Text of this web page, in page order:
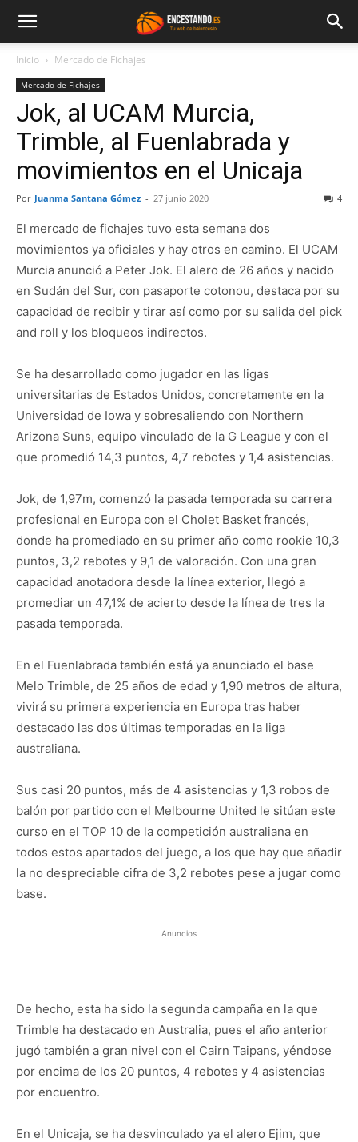
Inicio Mercado de Fichajes
Mercado de Fichajes
Jok, al UCAM Murcia,
Trimble, al Fuenlabrada y
movimientos en el Unicaja
Por Juanma Santana Gómez - 27 junio 2020 4
El mercado de fichajes tuvo esta semana dos
movimientos ya oficiales y hay otros en camino. El UCAM
Murcia anunció a Peter Jok. El alero de 26 años y nacido
en Sudán del Sur, con pasaporte cotonou, destaca por su
capacidad de recibir y tirar así como por su salida del pick
and roll y los bloqueos indirectos.
Se ha desarrollado como jugador en las ligas
universitarias de Estados Unidos, concretamente en la
Universidad de Iowa y sobresaliendo con Northern
Arizona Suns, equipo vinculado de la G League y con el
que promedió 14,3 puntos, 4,7 rebotes y 1,4 asistencias.
Jok, de 1,97m, comenzó la pasada temporada su carrera
profesional en Europa con el Cholet Basket francés,
donde ha promediado en su primer año como rookie 10,3
puntos, 3,2 rebotes y 9,1 de valoración. Con una gran
capacidad anotadora desde la línea exterior, llegó a
promediar un 47,1% de acierto desde la línea de tres la
pasada temporada.
En el Fuenlabrada también está ya anunciado el base
Melo Trimble, de 25 años de edad y 1,90 metros de altura,
vivirá su primera experiencia en Europa tras haber
destacado las dos últimas temporadas en la liga
australiana.
Sus casi 20 puntos, más de 4 asistencias y 1,3 robos de
balón por partido con el Melbourne United le sitúan este
curso en el TOP 10 de la competición australiana en
todos estos apartados del juego, a los que hay que añadir
la no despreciable cifra de 3,2 rebotes pese a jugar como
base.
Anuncios
De hecho, esta ha sido la segunda campaña en la que
Trimble ha destacado en Australia, pues el año anterior
jugó también a gran nivel con el Cairn Taipans, yéndose
por encima de los 20 puntos, 4 rebotes y 4 asistencias
por encuentro.
En el Unicaja, se ha desvinculado ya el alero Ejim, que